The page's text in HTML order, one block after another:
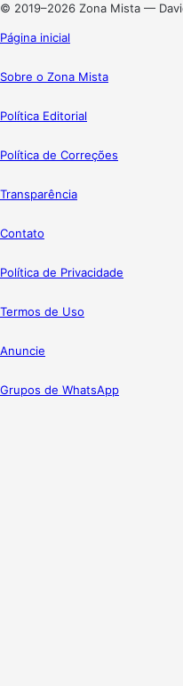
© 2019–2026 Zona Mista —
Página inicial
Sobre o Zona Mista
Política Editorial
Política de Correções
Transparência
Contato
Política de Privacidade
Termos de Uso
Anuncie
Grupos de WhatsApp